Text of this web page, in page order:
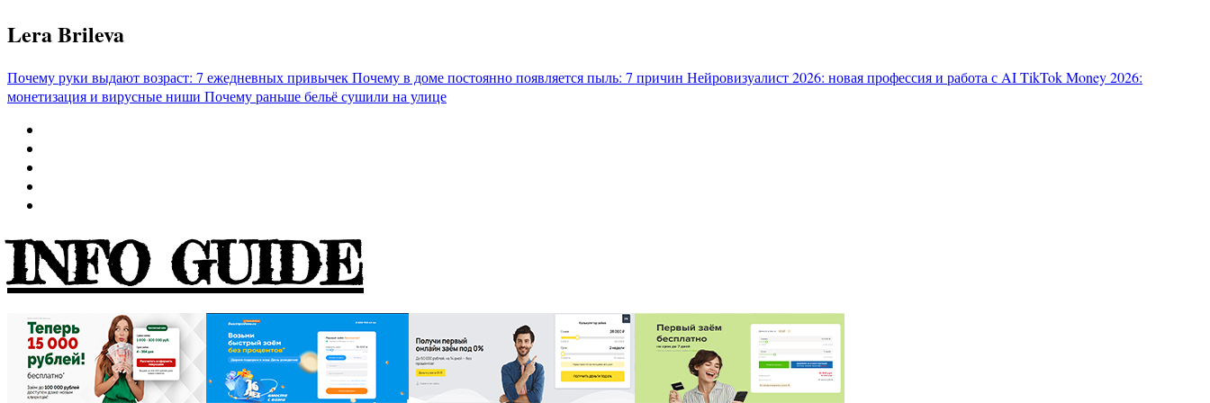
Перейти
к
Lera Brileva
Почему руки выдают возраст: 7 ежедневных привычекПочему в доме постоянно появляется пыль: 7 причин Нейровизуалист 2026: новая профессия и работа с AITikTok Money 2026:
монетизация и вирусные ниши Почему раньше бельё сушили на улице
INFO GUIDE